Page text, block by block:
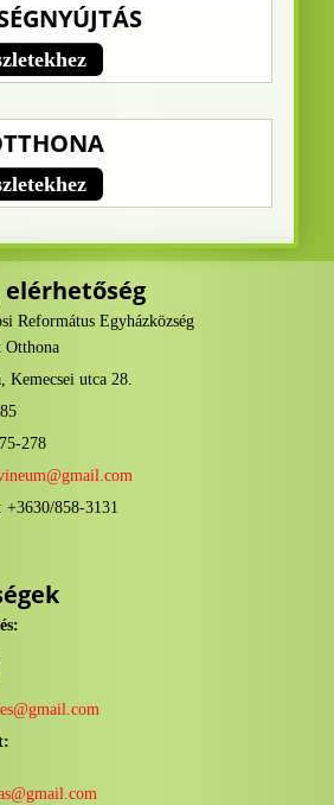
Református Egyházközség
Otthona
Kemecsei utca 28.
278
+3630/858-3131